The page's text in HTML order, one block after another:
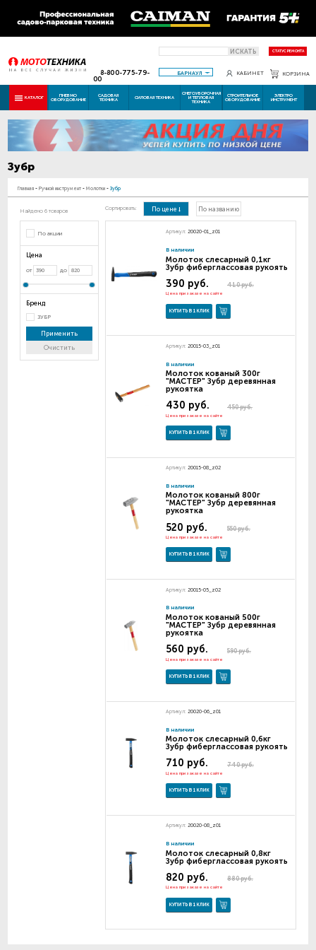
ИСКАТЬ СТАТУС РЕМОНТА
8-800-775-79-
00
БАРНАУЛ КАБИНЕТ КОРЗИНА
КАТАЛОГ ПНЕВМО
ОБОРУДОВАНИЕ
САДОВАЯ
ТЕХНИКА СИЛОВАЯ ТЕХНИКА
СНЕГОУБОРОЧНАЯ
И ТЕПЛОВАЯ
ТЕХНИКА
СТРОИТЕЛЬНОЕ
ОБОРУДОВАНИЕ
ЭЛЕКТРО
ИНСТРУМЕНТ
Зубр
Главная - Ручной инструмент - Молотки - Зубр
Найдено 6 товаров
По акции
Цена
от до
Бренд
ЗУБР
Применить
Очистить
Сортировать: По цене По названию
Артикул: 20020-01_z01
В наличии
Молоток слесарный 0,1кг
Зубр фиберглассовая рукоять
410 руб.
390 руб.
Цена при заказе на сайте
КУПИТЬ В 1 КЛИК
Артикул: 20015-03_z01
В наличии
Молоток кованый 300г
"МАСТЕР" Зубр деревянная
рукоятка
450 руб.
430 руб.
Цена при заказе на сайте
КУПИТЬ В 1 КЛИК
Артикул: 20015-08_z02
В наличии
Молоток кованый 800г
"МАСТЕР" Зубр деревянная
рукоятка
550 руб.
520 руб.
Цена при заказе на сайте
КУПИТЬ В 1 КЛИК
Артикул: 20015-05_z02
В наличии
Молоток кованый 500г
"МАСТЕР" Зубр деревянная
рукоятка
590 руб.
560 руб.
Цена при заказе на сайте
КУПИТЬ В 1 КЛИК
Артикул: 20020-06_z01
В наличии
Молоток слесарный 0,6кг
Зубр фиберглассовая рукоять
740 руб.
710 руб.
Цена при заказе на сайте
КУПИТЬ В 1 КЛИК
Артикул: 20020-08_z01
В наличии
Молоток слесарный 0,8кг
Зубр фиберглассовая рукоять
880 руб.
820 руб.
Цена при заказе на сайте
КУПИТЬ В 1 КЛИК